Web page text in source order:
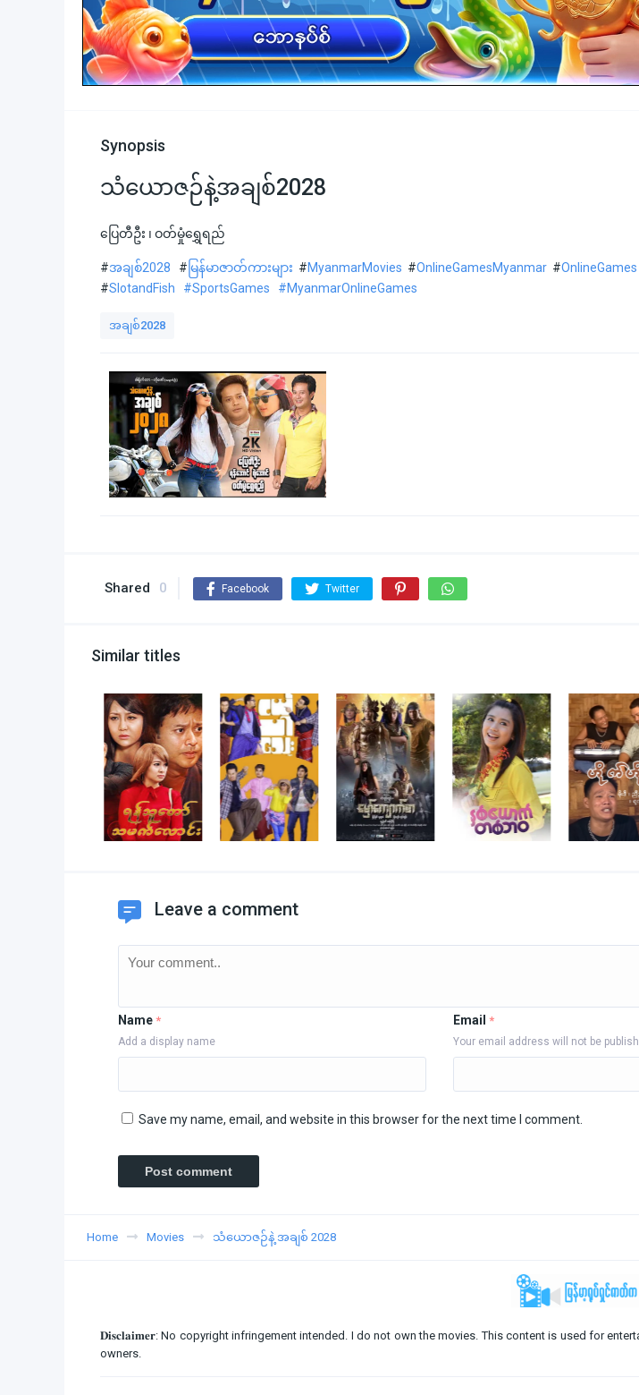
Synopsis
သံယောဇဉ်နဲ့အချစ်2028
ပြေတီဦး ၊ ဝတ်မှုံရွှေရည်
#အချစ်2028 # မြန်မာဇာတ်ကားများ #MyanmarMovies #OnlineGamesMyanmar #OnlineGames
#SlotandFish #SportsGames #MyanmarOnlineGames
အချစ်2028
Shared 0 Facebook Twitter
Similar titles
Leave a comment
Name *
Add a display name
Email *
Your email address will not be
Save my name, email, and website in this browser for the next time I comment.
Home Movies သံယောဇဉ်နဲ့ အချစ် 2028
𝐃𝐢𝐬𝐜𝐥𝐚𝐢𝐦𝐞𝐫: No copyright infringement intended. I do not own the movies. This content is used for
owners.